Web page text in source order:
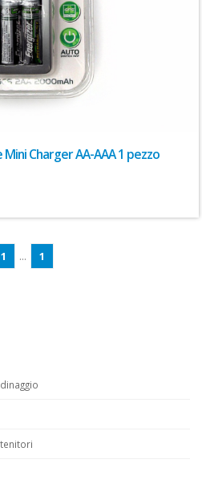
Charger AA-AAA 1 pezzo
1 ... 1